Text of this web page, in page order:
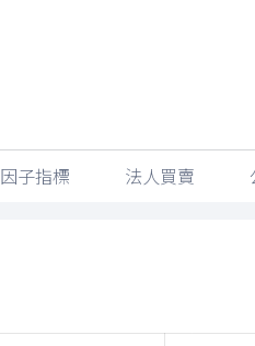
因子指標 法人買賣